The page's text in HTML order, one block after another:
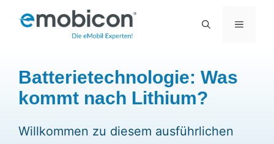
Inhalt
MENÜ
Batterietechnologie: Was
kommt nach Lithium?
Willkommen zu diesem ausführlichen